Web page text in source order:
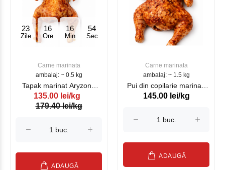
23
Zile
16
Ore
16
Min
54
Sec
Carne marinata
ambalaj: ~ 0.5 kg
Tapak marinat Aryzona
~0,5 kg
135.00 lei/kg
179.40 lei/kg
ADAUGĂ
Carne marinata
ambalaj: ~ 1.5 kg
Pui din copilarie marinat,
kg
145.00 lei/kg
ADAUGĂ